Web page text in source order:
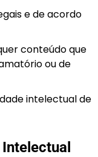
e de acordo
conteúdo que
ou de
intelectual de